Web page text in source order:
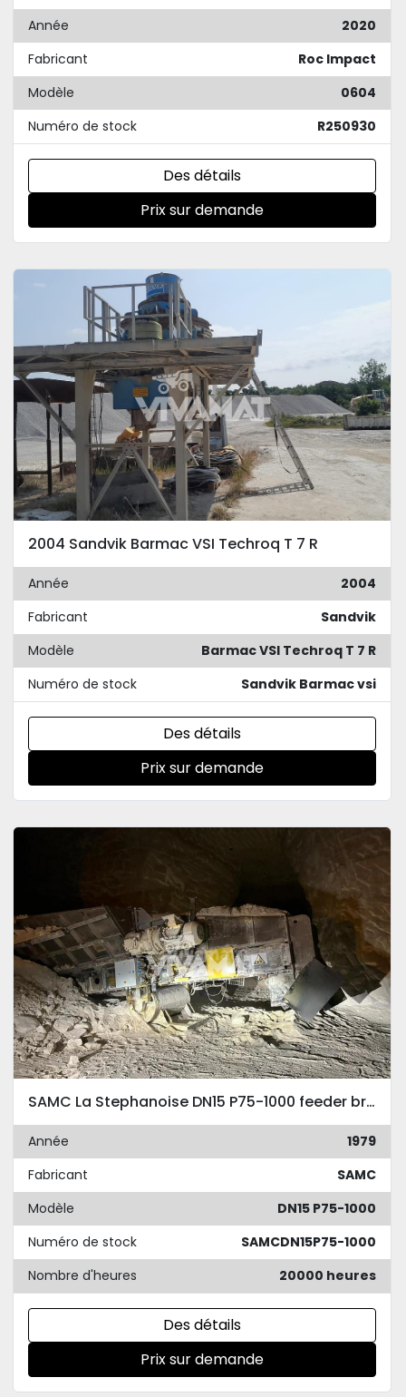
Année
2020
Fabricant
Roc Impact
Modèle
0604
Numéro de stock
R250930
Des détails
Prix sur demande
2004 Sandvik Barmac VSI Techroq T 7 R
Année
2004
Fabricant
Sandvik
Modèle
Barmac VSI Techroq T 7 R
Numéro de stock
Sandvik Barmac vsi
Des détails
Prix sur demande
SAMC La Stephanoise DN15 P75-1000 feeder breaker
Année
1979
Fabricant
SAMC
Modèle
DN15 P75-1000
Numéro de stock
SAMCDN15P75-1000
Nombre d'heures
20000 heures
Des détails
Prix sur demande